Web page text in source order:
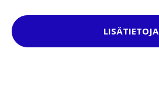
LISÄTIETOJA